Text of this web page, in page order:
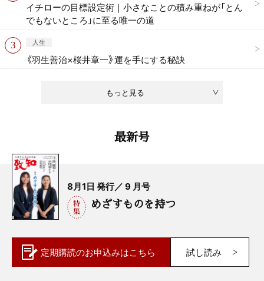
もっと見る
イチローの目標設定術｜小さなことの積み重ねが「とん
でもないところ」に至る唯一の道
人生
《羽生善治×桜井章一》運を手にする秘訣
最新号
8月1日 発行／ 9 月号
めざすものを持つ
定期購読のお申込みはこちら 試し読み